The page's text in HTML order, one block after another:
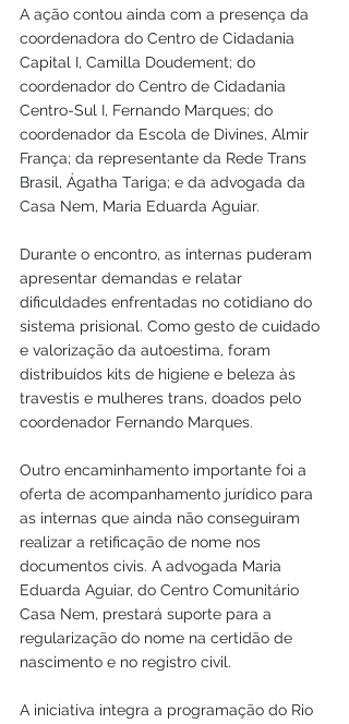
A ação contou ainda com a presença da
coordenadora do Centro de Cidadania
Capital I, Camilla Doudement; do
coordenador do Centro de Cidadania
Centro-Sul I, Fernando Marques; do
coordenador da Escola de Divines, Almir
França; da representante da Rede Trans
Brasil, Ágatha Tariga; e da advogada da
Casa Nem, Maria Eduarda Aguiar.
Durante o encontro, as internas puderam
apresentar demandas e relatar
dificuldades enfrentadas no cotidiano do
sistema prisional. Como gesto de cuidado
e valorização da autoestima, foram
distribuídos kits de higiene e beleza às
travestis e mulheres trans, doados pelo
coordenador Fernando Marques.
Outro encaminhamento importante foi a
oferta de acompanhamento jurídico para
as internas que ainda não conseguiram
realizar a retificação de nome nos
documentos civis. A advogada Maria
Eduarda Aguiar, do Centro Comunitário
Casa Nem, prestará suporte para a
regularização do nome na certidão de
nascimento e no registro civil.
A iniciativa integra a programação do Rio